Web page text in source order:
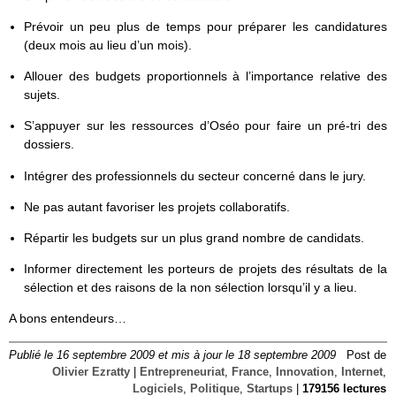
Prévoir un peu plus de temps pour préparer les candidatures
(deux mois au lieu d’un mois).
Allouer des budgets proportionnels à l’importance relative des
sujets.
S’appuyer sur les ressources d’Oséo pour faire un pré-tri des
dossiers.
Intégrer des professionnels du secteur concerné dans le jury.
Ne pas autant favoriser les projets collaboratifs.
Répartir les budgets sur un plus grand nombre de candidats.
Informer directement les porteurs de projets des résultats de la
sélection et des raisons de la non sélection lorsqu’il y a lieu.
A bons entendeurs…
Publié le 16 septembre 2009 et mis à jour le 18 septembre 2009
Post de
Olivier Ezratty
Entrepreneuriat, France, Innovation, Internet,
Logiciels, Politique, Startups 179156 lectures